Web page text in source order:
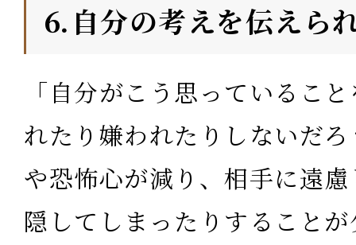
⒍自分の考えを伝えら
「自分がこう思っているこ
れたり嫌われたりしないだ
や恐怖心が減り、相手に遠
隠してしまったりすること